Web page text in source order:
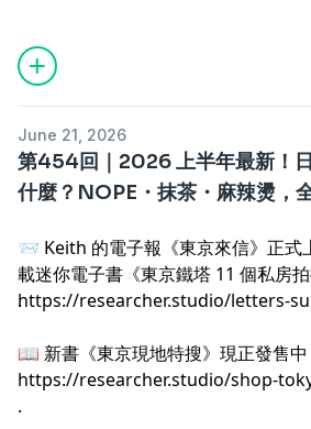
June 21, 2026
第454回｜2026 上半年最新！
什麼？NOPE・抹茶・麻辣燙，
📨 Keith 的電子報《東京來信》正
載迷你電子書《東京鐵塔 11 個私房拍
https://researcher.studio/letters-
.
📖 新書《東京現地特搜》現正發售
https://researcher.studio/shop-
.